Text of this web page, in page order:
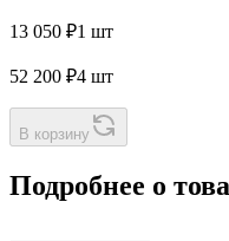
13 050 ₽1 шт
52 200 ₽4 шт
В корзину
Подробнее о